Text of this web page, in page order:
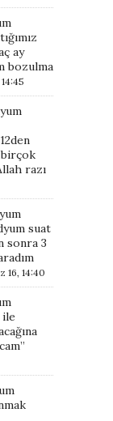
ay
bozulma
birçok
razı
suat
sonra 3
16, 14:40
ile
”